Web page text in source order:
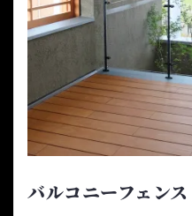
バルコニーフェンス